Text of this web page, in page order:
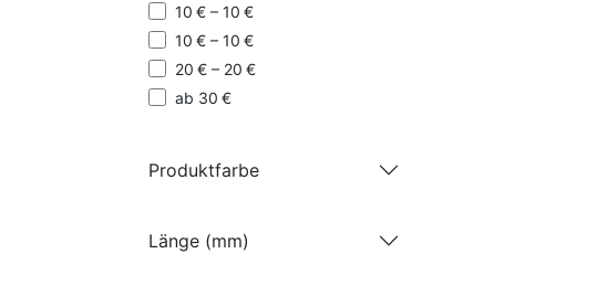
Erhellen Sie die Straße mit unseren
verbesserte Sicht und Sicherheit beim Fahren.
10 € – 10 €
10 € – 10 €
20 € – 20 €
ab 30 €
Produktfarbe
Länge (mm)